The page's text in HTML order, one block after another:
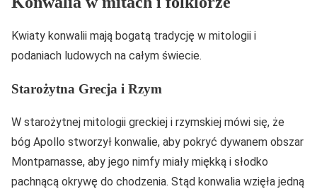
Kwiaty konwalii mają bogatą tradycję w mitologii i
podaniach ludowych na całym świecie.
Starożytna Grecja i Rzym
W starożytnej mitologii greckiej i rzymskiej mówi się, że
bóg Apollo stworzył konwalie, aby pokryć dywanem obszar
Montparnasse, aby jego nimfy miały miękką i słodko
pachnącą okrywę do chodzenia. Stąd konwalia wzięła jedną